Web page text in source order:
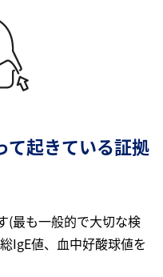
て起きている証拠
(最も一般的で大切な検
IgE値、血中好酸球値を